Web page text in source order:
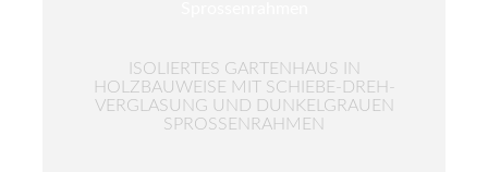
ISOLIERTES GARTENHAUS IN
HOLZBAUWEISE MIT SCHIEBE-DREH-
VERGLASUNG UND DUNKELGRAUEN
SPROSSENRAHMEN